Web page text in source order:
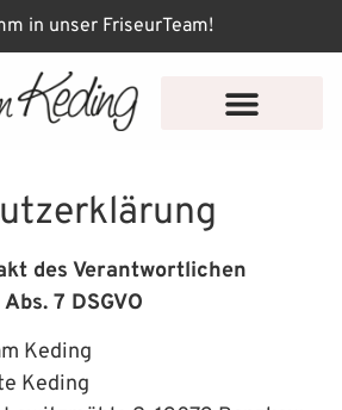
in unser FriseurTeam!
des Verantwortlichen
7 DSGVO
Keding
Keding